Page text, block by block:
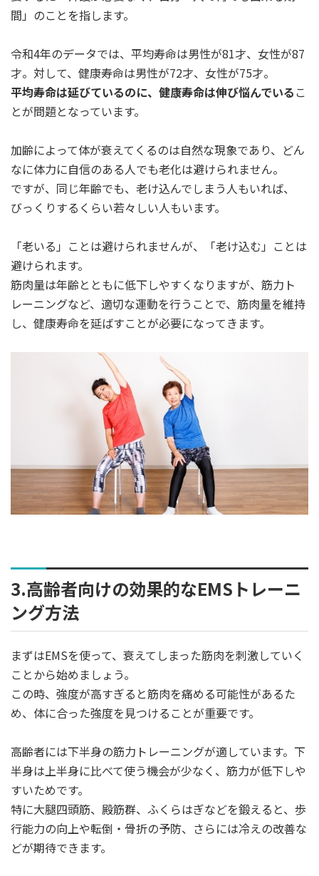
間」のことを指します。
令和4年のデータでは、平均寿命は男性が81才、女性が87
才。対して、健康寿命は男性が72才、女性が75才。
平均寿命は延びているのに、健康寿命は伸び悩んでいる こ
とが問題となっています。
加齢によって体が衰えてくるのは自然な現象であり、どん
なに体力に自信のある人でも老化は避けられません。
ですが、同じ年齢でも、老け込んでしまう人もいれば、
びっくりするくらい若々しい人もいます。
「老いる」ことは避けられませんが、「老け込む」ことは
避けられます。
筋肉量は年齢とともに低下しやすくなりますが、筋力ト
レーニングなど、適切な運動を行うことで、筋肉量を維持
し、健康寿命を延ばすことが必要になってきます。
3.高齢者向けの効果的なEMSトレーニ
ング方法
まずはEMSを使って、衰えてしまった筋肉を刺激していく
ことから始めましょう。
この時、強度が高すぎると筋肉を痛める可能性があるた
め、体に合った強度を見つけることが重要です。
高齢者には下半身の筋力トレーニングが適しています。下
半身は上半身に比べて使う機会が少なく、筋力が低下しや
すいためです。
特に大腿四頭筋、殿筋群、ふくらはぎなどを鍛えると、歩
行能力の向上や転倒・骨折の予防、さらには冷えの改善な
どが期待できます。